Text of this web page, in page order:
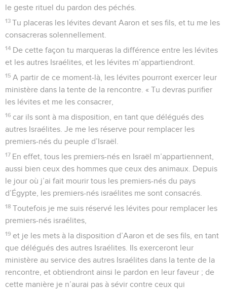
le geste rituel du pardon des péchés.
13 Tu placeras les lévites devant Aaron et ses fils, et tu me les
consacreras solennellement.
14 De cette façon tu marqueras la différence entre les lévites
et les autres Israélites, et les lévites m’appartiendront.
15 A partir de ce moment-là, les lévites pourront exercer leur
ministère dans la tente de la rencontre. « Tu devras purifier
les lévites et me les consacrer,
16 car ils sont à ma disposition, en tant que délégués des
autres Israélites. Je me les réserve pour remplacer les
premiers-nés du peuple d’Israël.
17 En effet, tous les premiers-nés en Israël m’appartiennent,
aussi bien ceux des hommes que ceux des animaux. Depuis
le jour où j’ai fait mourir tous les premiers-nés du pays
d’Égypte, les premiers-nés israélites me sont consacrés.
18 Toutefois je me suis réservé les lévites pour remplacer les
premiers-nés israélites,
19 et je les mets à la disposition d’Aaron et de ses fils, en tant
que délégués des autres Israélites. Ils exerceront leur
ministère au service des autres Israélites dans la tente de la
rencontre, et obtiendront ainsi le pardon en leur faveur ; de
cette manière je n’aurai pas à sévir contre ceux qui